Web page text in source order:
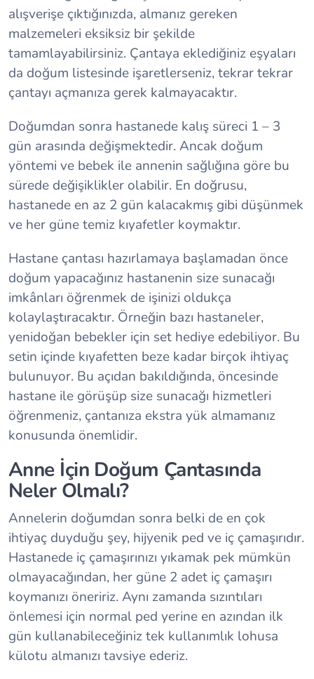
alışverişe çıktığınızda, almanız gereken
malzemeleri eksiksiz bir şekilde
tamamlayabilirsiniz. Çantaya eklediğiniz eşyaları
da doğum listesinde işaretlerseniz, tekrar tekrar
çantayı açmanıza gerek kalmayacaktır.
Doğumdan sonra hastanede kalış süreci 1 – 3
gün arasında değişmektedir. Ancak doğum
yöntemi ve bebek ile annenin sağlığına göre bu
sürede değişiklikler olabilir. En doğrusu,
hastanede en az 2 gün kalacakmış gibi düşünmek
ve her güne temiz kıyafetler koymaktır.
Hastane çantası hazırlamaya başlamadan önce
doğum yapacağınız hastanenin size sunacağı
imkânları öğrenmek de işinizi oldukça
kolaylaştıracaktır. Örneğin bazı hastaneler,
yenidoğan bebekler için set hediye edebiliyor. Bu
setin içinde kıyafetten beze kadar birçok ihtiyaç
bulunuyor. Bu açıdan bakıldığında, öncesinde
hastane ile görüşüp size sunacağı hizmetleri
öğrenmeniz, çantanıza ekstra yük almamanız
konusunda önemlidir.
Anne İçin Doğum Çantasında
Neler Olmalı?
Annelerin doğumdan sonra belki de en çok
ihtiyaç duyduğu şey, hijyenik ped ve iç çamaşırıdır.
Hastanede iç çamaşırınızı yıkamak pek mümkün
olmayacağından, her güne 2 adet iç çamaşırı
koymanızı öneririz. Aynı zamanda sızıntıları
önlemesi için normal ped yerine en azından ilk
gün kullanabileceğiniz tek kullanımlık lohusa
külotu almanızı tavsiye ederiz.